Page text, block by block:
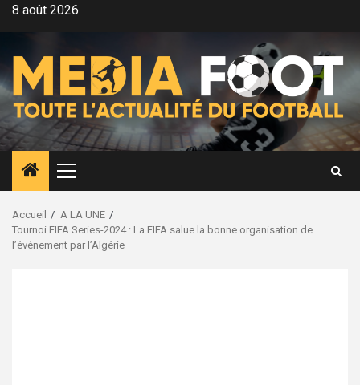
Aller8 août 2026
Menu
principal
Accueil
A LA UNE
Tournoi FIFA Series-2024 : La FIFA salue la bonne organisation de
l’événement par l’Algérie